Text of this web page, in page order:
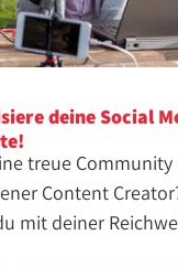
deine Social
treue
Content
mit deiner